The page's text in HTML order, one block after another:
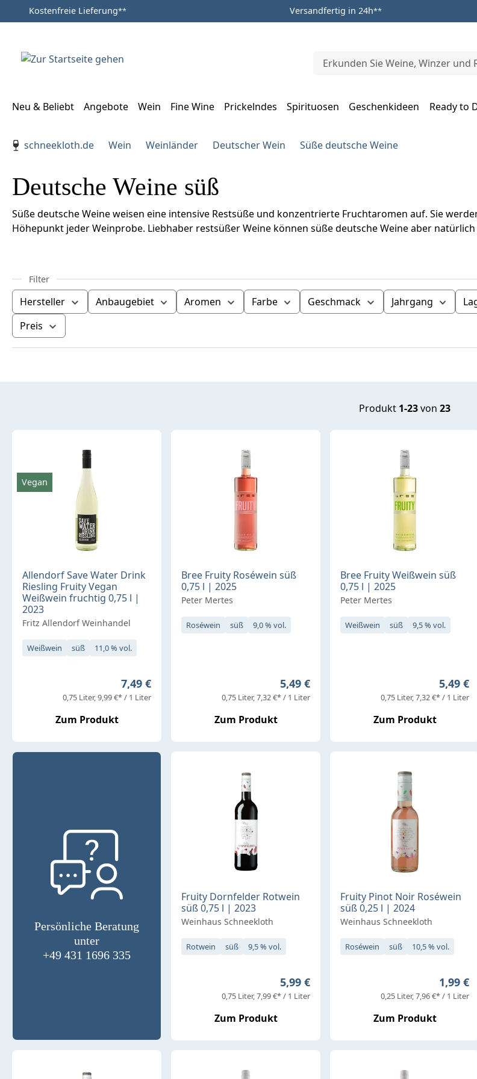
Zum Hauptinhalt springen
Zur Hauptnavigation springen
Kostenfreie Lieferung** Versandfertig in 24h**
Neu & Beliebt Angebote Wein Fine Wine Prickelndes Spirituosen Geschenkideen
Ready to
schneekloth.de
Wein Weinländer Deutscher Wein Süße deutsche Weine
Deutsche Weine süß
Süße deutsche Weine weisen eine intensive Restsüße und konzentrierte Fruchtaromen auf. Sie
Höhepunkt jeder Weinprobe. Liebhaber restsüßer Weine können süße deutsche Weine aber
Hersteller Anbaugebiet Aromen Farbe Geschmack Jahrgang
Preis
Produkt 1-23von 23
Allendorf Save Water Drink
Riesling Fruity Vegan
Weißwein fruchtig 0,75 l |
2023
Fritz Allendorf Weinhandel
Weißwein süß 11,0 % vol.
Regulärer Preis:
7,49 €
0,75 Liter 9,99 €* / 1 Liter
Zum Produkt
Vegan
Bree Fruity Roséwein süß
0,75 l | 2025
Peter Mertes
Roséwein süß 9,0 % vol.
Regulärer Preis:
5,49 €
0,75 Liter 7,32 €* / 1 Liter
Zum Produkt
Bree Fruity Weißwein süß
0,75 l | 2025
Peter Mertes
Weißwein süß 9,5 % vol.
5,49 €
0,75 Liter 7,32 €* / 1 Liter
Zum Produkt
Persönliche Beratung
unter
+49 431 1696 335
Fruity Dornfelder Rotwein
süß 0,75 l | 2023
Weinhaus Schneekloth
Rotwein süß 9,5 % vol.
Regulärer Preis:
5,99 €
0,75 Liter 7,99 €* / 1 Liter
Zum Produkt
Fruity Pinot Noir Roséwein
süß 0,25 l | 2024
Weinhaus Schneekloth
Roséwein süß 10,5 % vol.
1,99 €
0,25 Liter 7,96 €* / 1 Liter
Zum Produkt